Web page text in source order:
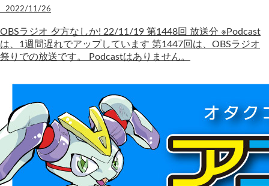
2022/11/26
OBSラジオ 夕方なしか! 22/11/19 第1448回 放送分 ※Podcast
は、1週間遅れでアップしています 第1447回は、OBSラジオ
祭りでの放送です。 Podcastはありません。